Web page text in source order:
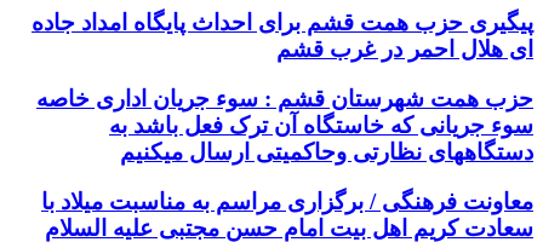
پیگیری حزب همت قشم برای احداث پایگاه امداد جاده
ای هلال احمر در غرب قشم
حزب همت شهرستان قشم : سوء جریان اداری خاصه
سوء جریانی که خاستگاه آن ترک فعل باشد به
دستگاههای نظارتی وحاکمیتی ارسال میکنیم
معاونت فرهنگی / برگزاری مراسم به مناسبت میلاد با
سعادت کریم اهل بیت امام حسن مجتبی علیه السلام